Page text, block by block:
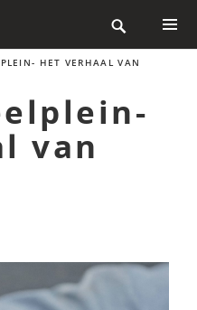

HET VERHAAL VAN
van